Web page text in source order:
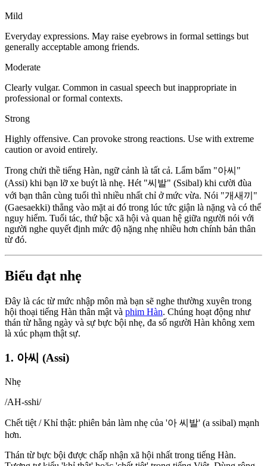
Mild
Everyday expressions. May raise eyebrows in formal settings but
generally acceptable among friends.
Moderate
Clearly vulgar. Common in casual speech but inappropriate in
professional or formal contexts.
Strong
Highly offensive. Can provoke strong reactions. Use with extreme
caution or avoid entirely.
Trong chửi thề tiếng Hàn, ngữ cảnh là tất cả. Lẩm bẩm "아씨"
(Assi) khi bạn lỡ xe buýt là nhẹ. Hét "씨발" (Ssibal) khi cười đùa
với bạn thân cùng tuổi thì nhiều nhất chỉ ở mức vừa. Nói "개새끼"
(Gaesaekki) thẳng vào mặt ai đó trong lúc tức giận là nặng và có thể
nguy hiểm. Tuổi tác, thứ bậc xã hội và quan hệ giữa người nói với
người nghe quyết định mức độ nặng nhẹ nhiều hơn chính bản thân
từ đó.
Biểu đạt nhẹ
Đây là các từ mức nhập môn mà bạn sẽ nghe thường xuyên trong
hội thoại tiếng Hàn thân mật và phim Hàn. Chúng hoạt động như
thán từ hằng ngày và sự bực bội nhẹ, đa số người Hàn không xem
là xúc phạm thật sự.
1. 아씨 (Assi)
Nhẹ
/AH-sshi/
Chết tiệt / Khỉ thật: phiên bản làm nhẹ của '아 씨발' (a ssibal) mạnh
hơn.
Thán từ bực bội được chấp nhận xã hội nhất trong tiếng Hàn.